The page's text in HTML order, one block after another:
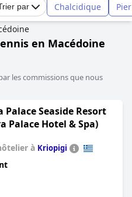
par Chalcidique
en Macédoine
les commissions que nous
Palace Seaside Resort
Palace Hotel & Spa)
à Kriopigi